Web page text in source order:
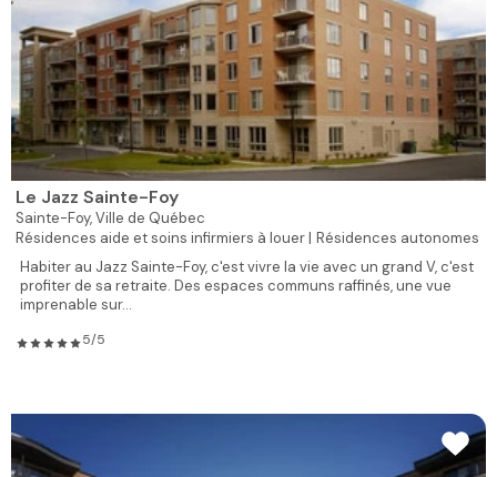
Le Jazz Sainte-Foy
Sainte-Foy,Ville de Québec
Résidences aide et soins infirmiers à louer | Résidences autonomes
Habiter au Jazz Sainte-Foy, c'est vivre la vie avec un grand V, c'est
profiter de sa retraite. Des espaces communs raffinés, une vue
imprenable sur...
5/5